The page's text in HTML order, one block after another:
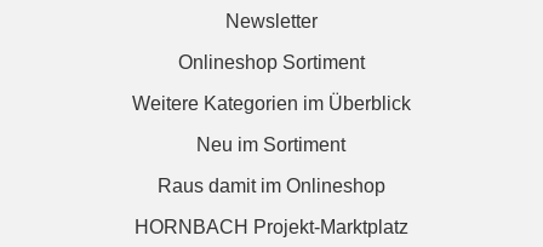
Newsletter
Onlineshop Sortiment
Weitere Kategorien im Überblick
Neu im Sortiment
Raus damit im Onlineshop
HORNBACH Projekt-Marktplatz